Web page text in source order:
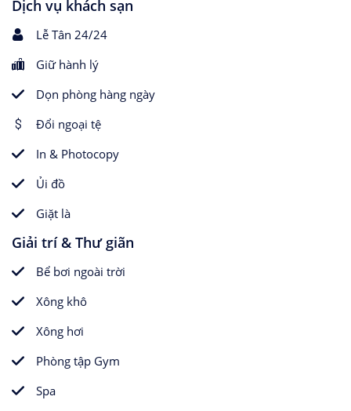
Dịch vụ khách sạn
Lễ Tân 24/24
Giữ hành lý
Dọn phòng hàng ngày
Đổi ngoại tệ
In & Photocopy
Ủi đồ
Giặt là
Giải trí & Thư giãn
Bể bơi ngoài trời
Xông khô
Xông hơi
Phòng tập Gym
Spa